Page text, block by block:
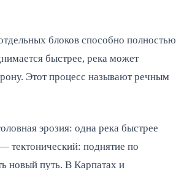
блоков способно полностью
быстрее, река может
Этот процесс называют речным
эрозия: одна река быстрее
тектонический: поднятие по
новый путь. В Карпатах и